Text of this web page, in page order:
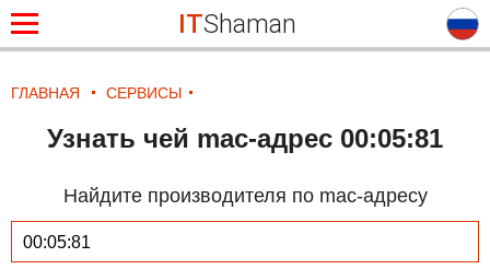
ITShaman
ГЛАВНАЯ СЕРВИСЫ
Узнать чей mac-адрес 00:05:81
Найдите производителя по mac-адресу